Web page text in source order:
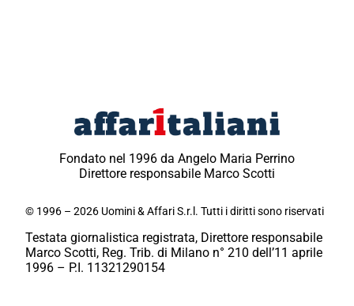
Fondato nel 1996 da Angelo Maria Perrino
Direttore responsabile Marco Scotti
© 1996 – 2026 Uomini & Affari S.r.l. Tutti i diritti sono riservati
Testata giornalistica registrata, Direttore responsabile
Marco Scotti, Reg. Trib. di Milano n° 210 dell’11 aprile
1996 – P.I. 11321290154